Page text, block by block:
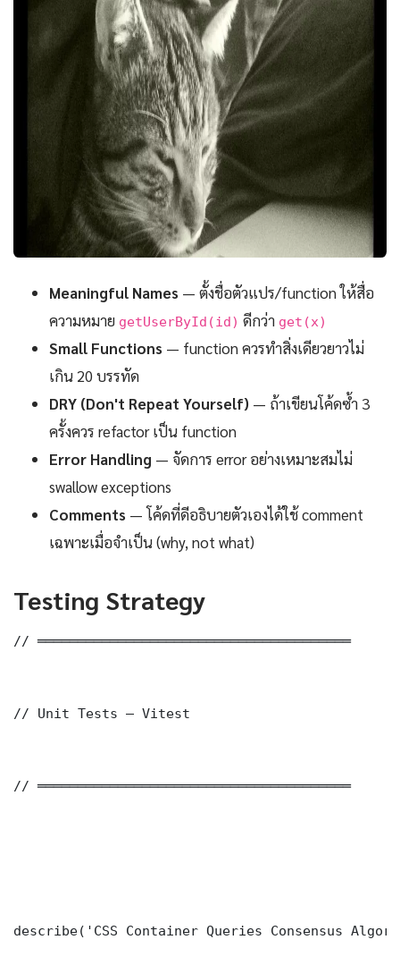
Meaningful Names — ตั้งชื่อตัวแปร/function ให้สื่อ
ความหมาย getUserById(id) ดีกว่า get(x)
Small Functions — function ควรทำสิ่งเดียวยาวไม่
เกิน 20 บรรทัด
DRY (Don't Repeat Yourself) — ถ้าเขียนโค้ดซ้ำ 3
ครั้งควร refactor เป็น function
Error Handling — จัดการ error อย่างเหมาะสมไม่
swallow exceptions
Comments — โค้ดที่ดีอธิบายตัวเองได้ใช้ comment
เฉพาะเมื่อจำเป็น (why, not what)
Testing Strategy
// ═══════════════════════════════════════
// Unit Tests — Vitest
// ═══════════════════════════════════════
describe('CSS Container Queries Consensus